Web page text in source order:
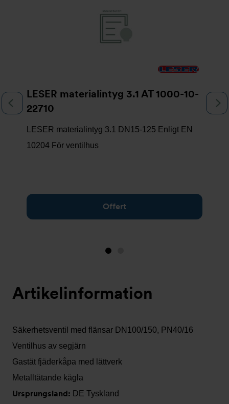
LESER materialintyg 3.1 AT 1000-10-
22710
LESER materialintyg 3.1 DN15-125 Enligt EN
10204 För ventilhus
Offert
Bild
nu)
Artikelinformation
Säkerhetsventil med flänsar DN100/150, PN40/16
Ventilhus av segjärn
Gastät fjäderkåpa med lättverk
Metalltätande kägla
Ursprungsland: DE Tyskland